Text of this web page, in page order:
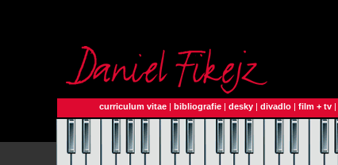
curriculum vitae | bibliografie | desky | divadlo | film + tv |